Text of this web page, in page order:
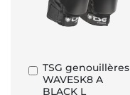
TSG genouillères
WAVESK8 A
BLACK L
Ajouter
au